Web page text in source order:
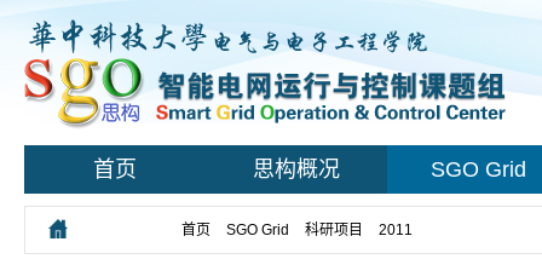
首页 思构概况 SGO Grid
首页 SGO Grid 科研项目 2011